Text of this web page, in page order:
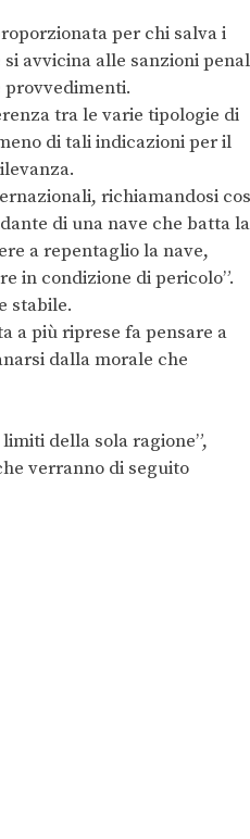
per chi salva i
avvicina alle sanzioni
tra le varie tipologie di
di tali indicazioni per il
richiamandosi
di una nave che batta la
a repentaglio la nave,
in condizione di pericolo”.
stabile.
a più riprese fa pensare a
dalla morale che
della sola ragione”,
verranno di seguito